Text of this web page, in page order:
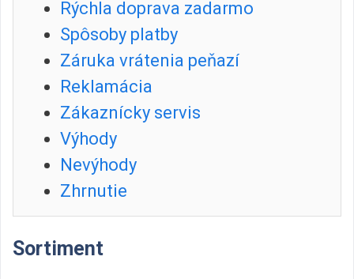
Rýchla doprava zadarmo
Spôsoby platby
Záruka vrátenia peňazí
Reklamácia
Zákaznícky servis
Výhody
Nevýhody
Zhrnutie
Sortiment